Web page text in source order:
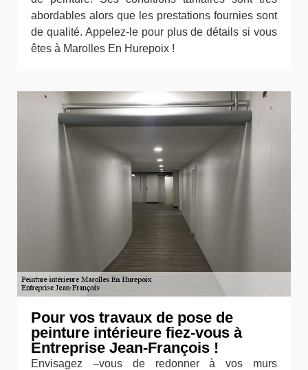
abordables alors que les prestations fournies sont
de qualité. Appelez-le pour plus de détails si vous
êtes à Marolles En Hurepoix !
Pour vos travaux de pose de
peinture intérieure fiez-vous à
Entreprise Jean-François !
Envisagez –vous de redonner à vos murs